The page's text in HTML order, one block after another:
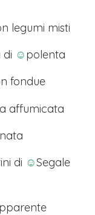
legumi misti
di ☺polenta
fondue
affumicata
di ☺Segale